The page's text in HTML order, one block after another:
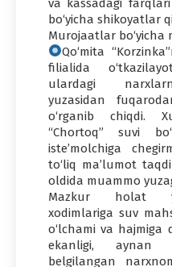
va kassadagi
bo‘yicha shikoyatlar
Murojaatlar bo‘yicha
Qo‘mita
filialida
ulardagi
yuzasidan
o‘rganib chiqdi.
“Chortoq” suvi
iste’molchiga
to‘liq ma’lumot
oldida muammo
Mazkur holat
xodimlariga suv
o‘lchami va
ekanligi, aynan
belgilangan